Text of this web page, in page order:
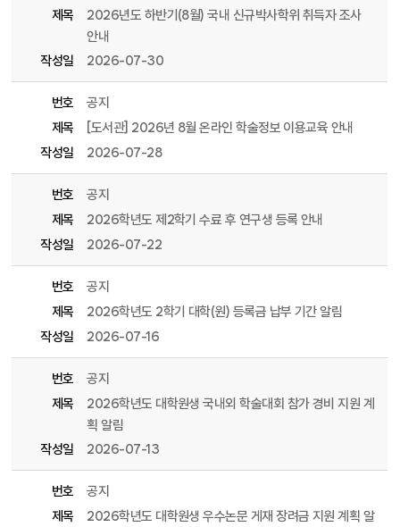
제목
2026년도 하반기(8월) 국내 신규박사학위 취득자 조사
안내
작성일
2026-07-30
번호
공지
제목
[도서관] 2026년 8월 온라인 학술정보 이용교육 안내
작성일
2026-07-28
번호
공지
제목
2026학년도 제2학기 수료 후 연구생 등록 안내
작성일
2026-07-22
번호
공지
제목
2026학년도 2학기 대학(원) 등록금 납부 기간 알림
작성일
2026-07-16
번호
공지
제목
2026학년도 대학원생 국내외 학술대회 참가 경비 지원 계
획 알림
작성일
2026-07-13
번호
공지
제목
2026학년도 대학원생 우수논문 게재 장려금 지원 계획 알